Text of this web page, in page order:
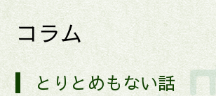
コラム
とりとめもない話